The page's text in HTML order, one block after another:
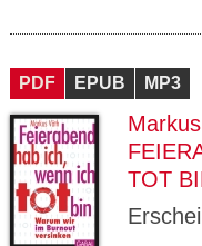
PDF EPUB MP3
TOT